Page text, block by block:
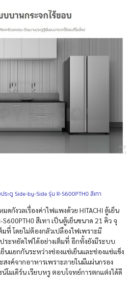
ระตู Side-by-Side รุ่น R-S600PTH0 สีเทา
กังวลเรื่องค่าไฟแพงด้วย HITACHI ตู้เย็น
สีเทา เป็นตู้เย็นขนาด 21 คิว จุ
มที่ โดยไม่ต้องกลัวเปลืองไฟเพราะมี
ระหยัดไฟได้อย่างเต็มที่ อีกทั้งยังมีระบบ
นแยกกันระหว่างช่องแช่เย็นและช่องแช่แข็ง
สงค์จากอาหารเพราะภายในมีแผ่นกรอง
โมเดิร์น เรียบหรู ตอบโจทย์การตกแต่งได้ดี